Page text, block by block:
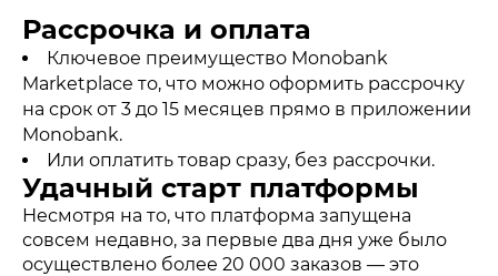
Рассрочка и оплата
Ключевое преимущество Monobank
Marketplace то, что можно оформить рассрочку
на срок от 3 до 15 месяцев прямо в приложении
Monobank.
Или оплатить товар сразу, без рассрочки.
Удачный старт платформы
Несмотря на то, что платформа запущена
совсем недавно, за первые два дня уже было
осуществлено более 20 000 заказов — это